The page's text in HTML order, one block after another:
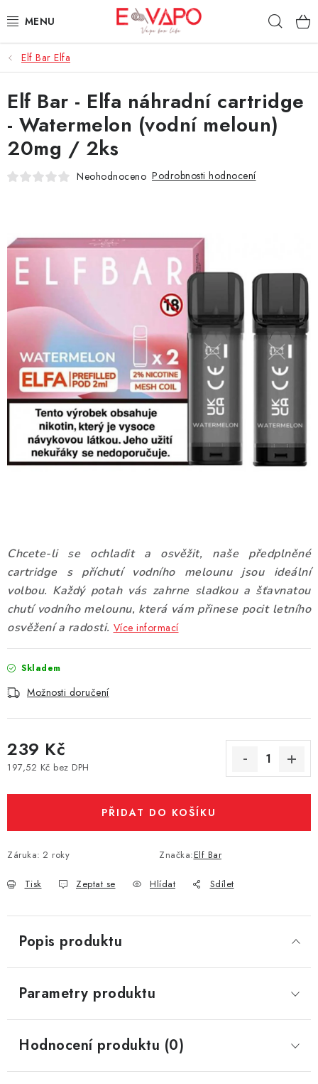
na
3D TISK
TIPY ZA DOBROU CENU
AROMATA A PŘÍCHUTĚ
BÁZE
E-CIGARETY
NIKOTINOVÉ SÁČKY
DÁRKOVÉ VOUCHERY
ATOMIZÉRY A CARTRIDGE
DIY
BATERIE A NABÍJEČKY
GRIPY & MODY
PŘÍSLUŠENSTVÍ
ZNAČKY
Elf Bar Elfa
Chcete-li se ochladit a osvěžit, naše předplněné
cartridge s příchutí vodního melounu jsou ideální
volbou. Každý potah vás zahrne sladkou a šťavnatou
chutí vodního melounu, která vám přinese pocit letního
osvěžení a radosti. Více informací
Skladem
Možnosti doručení
239 Kč
197,52 Kč bez DPH
PŘIDAT DO KOŠÍKU
Záruka: 2 roky Značka:Elf Bar
Tisk Zeptat se Hlídat Sdílet
Elf Bar - Elfa náhradní cartridge
- Watermelon (vodní meloun)
20mg / 2ks
Neohodnoceno Podrobnosti hodnocení
Popis produktu
Parametry produktu
Hodnocení produktu (0)